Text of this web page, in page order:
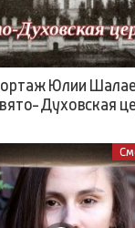
Юлии
Духовская